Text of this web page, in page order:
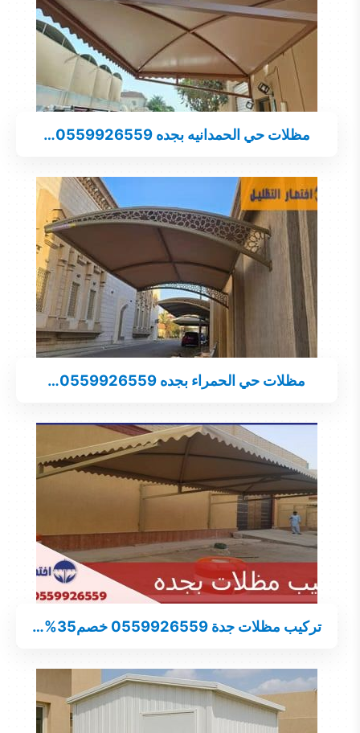
مظلات حي الحمدانيه بجده 0559926559…
مظلات حي الحمراء بجده 0559926559…
تركيب مظلات جدة 0559926559 خصم35%…